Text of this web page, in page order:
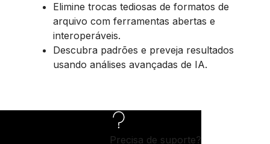
Elimine trocas tediosas de formatos de
arquivo com ferramentas abertas e
interoperáveis.
Descubra padrões e preveja resultados
usando análises avançadas de IA.
Precisa de suporte?